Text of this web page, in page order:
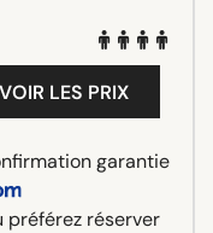
LES PRIX
garantie
préférez réserver